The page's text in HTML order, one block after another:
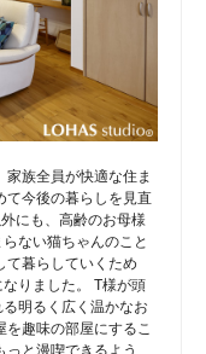
族全員が快適な住ま
今後の暮らしを見直
にも、高齢のお母様
ない猫ちゃんのこと
て暮らしていくため
りました。 T様が頭
明るく広く温かなお
趣味の部屋にするこ
っと漫喫できるよう